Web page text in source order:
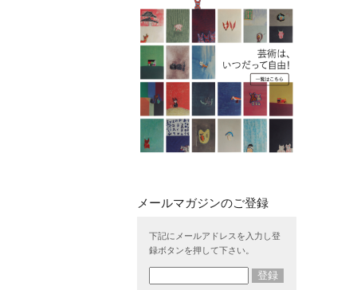
下記にメールアドレスを入力し登
録ボタンを押して下さい。